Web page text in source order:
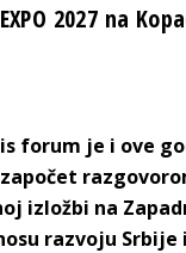
2027 na
forum je i ove
izložbi na
razvoju Srbije